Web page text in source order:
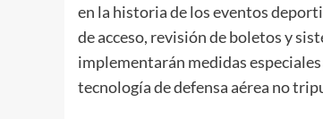
en la historia de los eventos
de acceso, revisión de boletos y
implementarán medidas
tecnología de defensa aérea no